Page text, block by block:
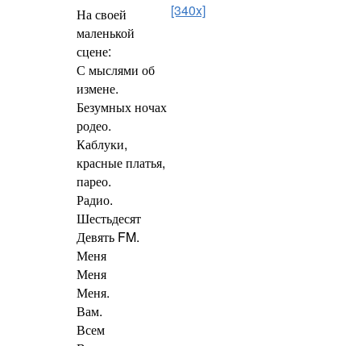
На своей
маленькой
сцене:
С мыслями об
измене.
Безумных ночах
родео.
Каблуки,
красные платья,
парео.
Радио.
Шестьдесят
Девять FM.
Меня
Меня
Меня.
Вам.
Всем
[340x]